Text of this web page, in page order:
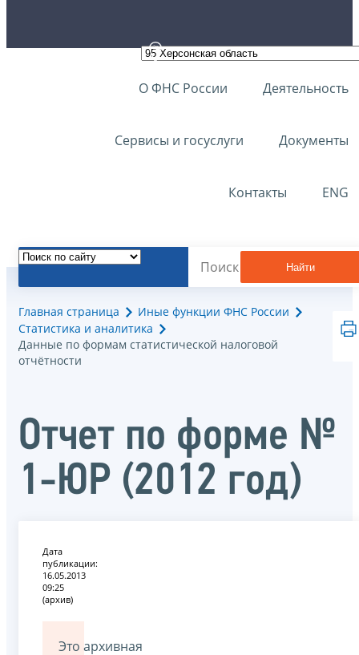
О ФНС России Деятельность
Сервисы и госуслуги Документы
Контакты ENG
Найти
Главная страница
Иные функции ФНС России
Статистика и аналитика
Данные по формам статистической налоговой
отчётности
Отчет по форме №
1-ЮР (2012 год)
Дата
публикации:
16.05.2013
09:25
(архив)
Это архивная